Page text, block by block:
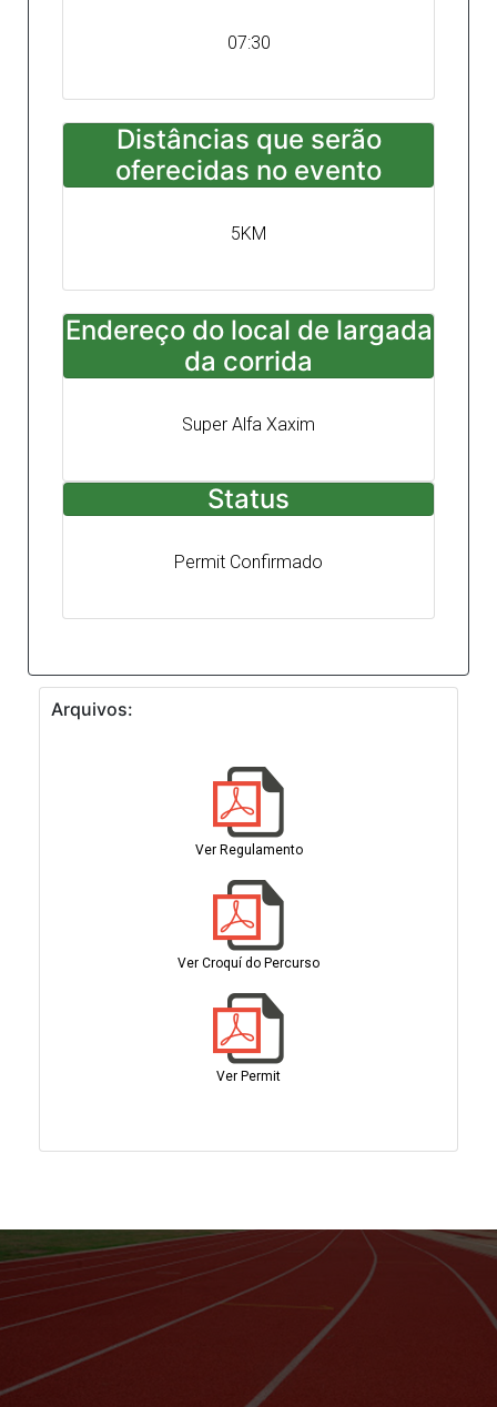
07:30
Distâncias que serão
oferecidas no evento
5KM
Endereço do local de largada
da corrida
Super Alfa Xaxim
Status
Permit Confirmado
Arquivos:
Ver Regulamento
Ver Croquí do Percurso
Ver Permit